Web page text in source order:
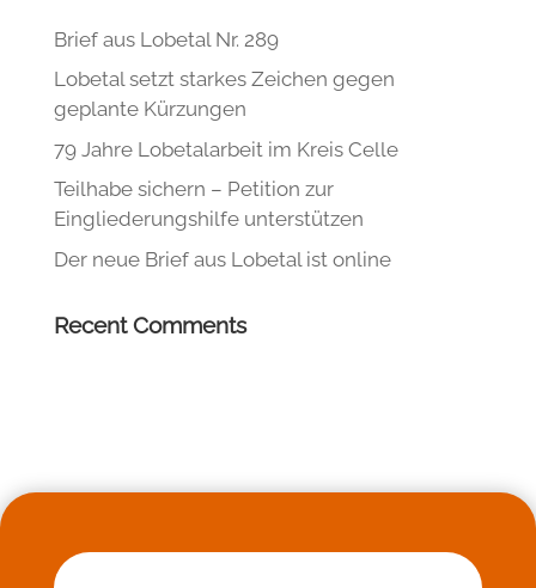
Brief aus Lobetal Nr. 289
Lobetal setzt starkes Zeichen gegen
geplante Kürzungen
79 Jahre Lobetalarbeit im Kreis Celle
Teilhabe sichern – Petition zur
Eingliederungshilfe unterstützen
Der neue Brief aus Lobetal ist online
Recent Comments